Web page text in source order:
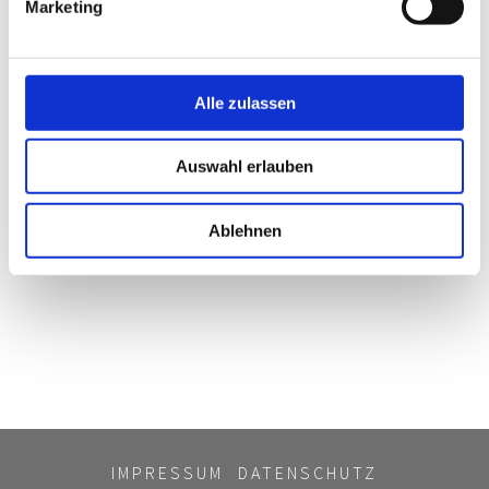
Marketing
Alle zulassen
Auswahl erlauben
Ablehnen
akzeptieren Sie Marketing-
Cookies, um dieses Video anzusehen.
IMPRESSUM DATENSCHUTZ